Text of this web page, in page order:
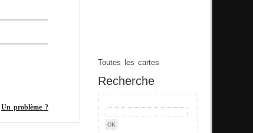
Toutes les cartes
Recherche
Un problème ?